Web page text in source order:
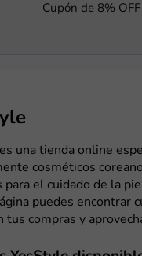
Cupón de 8%
una tienda online
cosméticos
para el cuidado de la
puedes encontrar
tus compras y